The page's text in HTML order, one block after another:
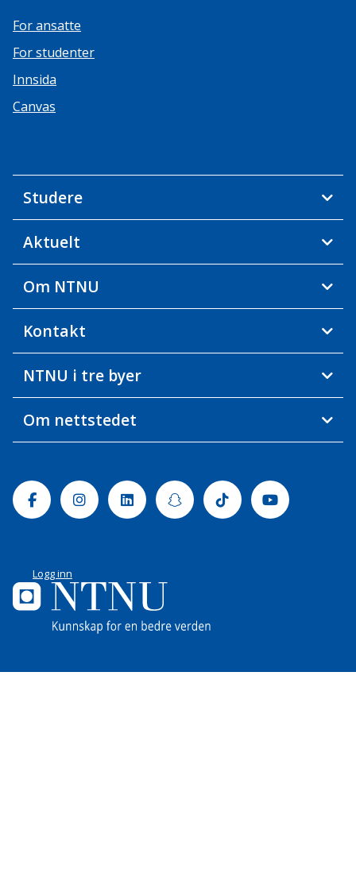
For ansatte
For studenter
Innsida
Canvas
Studere
Aktuelt
Om NTNU
Kontakt
NTNU i tre byer
Om nettstedet
FacebookInstagramLinkedinSnapchatTiktok Youtube
Logg inn